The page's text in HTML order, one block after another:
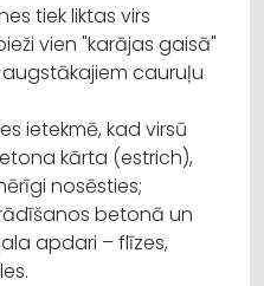
tiek liktas virs
vien "karājas gaisā"
cauruļu
ietekmē, kad virsū
kārta (estrich),
nosēsties;
betonā un
apdari – flīzes,